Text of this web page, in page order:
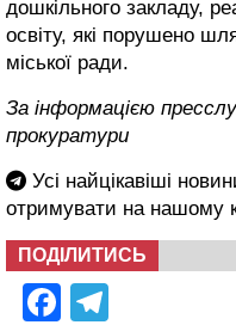
дошкільного закладу,
освіту, які порушено
міської ради.
За інформацією
прокуратури
Усі найцікавіші
отримувати на нашому
ПОДІЛИТИСЬ
Facebook